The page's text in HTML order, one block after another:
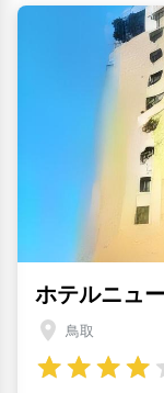
ホテルニュ
鳥取